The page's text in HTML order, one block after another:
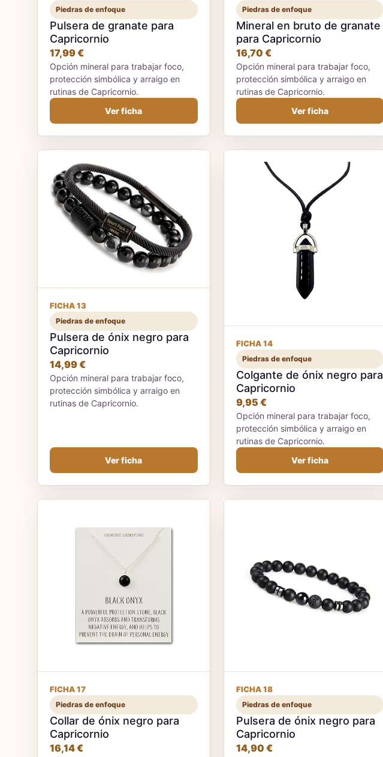
Piedras de enfoque
Pulsera de granate para
Capricornio
17,99 €
Opción mineral para trabajar foco,
protección simbólica y arraigo en
rutinas de Capricornio.
Ver ficha
Piedras de enfoque
Mineral en bruto de granate
para Capricornio
16,70 €
Opción mineral para trabajar foco,
protección simbólica y arraigo en
rutinas de Capricornio.
Ver ficha
FICHA 13
Piedras de enfoque
Pulsera de ónix negro para
Capricornio
14,99 €
Opción mineral para trabajar foco,
protección simbólica y arraigo en
rutinas de Capricornio.
Ver ficha
FICHA 14
Piedras de enfoque
Colgante de ónix negro para
Capricornio
9,95 €
Opción mineral para trabajar foco,
protección simbólica y arraigo en
rutinas de Capricornio.
Ver ficha
FICHA 17
Piedras de enfoque
Collar de ónix negro para
Capricornio
16,14 €
FICHA 18
Piedras de enfoque
Pulsera de ónix negro para
Capricornio
14,90 €